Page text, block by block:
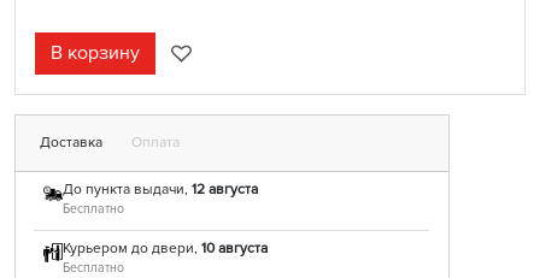
В корзину
Доставка Оплата
До пункта выдачи, 12 августа
Бесплатно
Курьером до двери, 10 августа
Бесплатно